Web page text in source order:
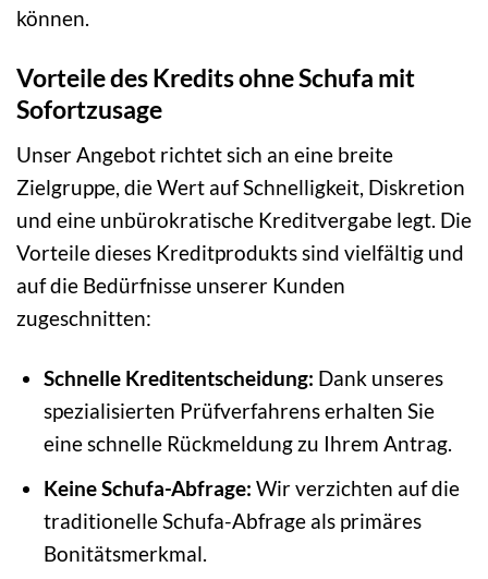
können.
Vorteile des Kredits ohne Schufa mit
Sofortzusage
Unser Angebot richtet sich an eine breite
Zielgruppe, die Wert auf Schnelligkeit, Diskretion
und eine unbürokratische Kreditvergabe legt. Die
Vorteile dieses Kreditprodukts sind vielfältig und
auf die Bedürfnisse unserer Kunden
zugeschnitten:
Schnelle Kreditentscheidung: Dank unseres
spezialisierten Prüfverfahrens erhalten Sie
eine schnelle Rückmeldung zu Ihrem Antrag.
Keine Schufa-Abfrage: Wir verzichten auf die
traditionelle Schufa-Abfrage als primäres
Bonitätsmerkmal.